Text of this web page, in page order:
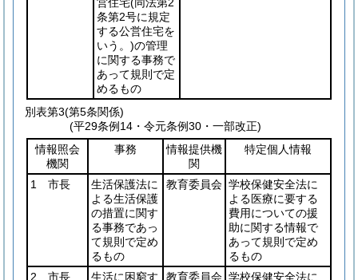
条第2号に規定
する公営住宅を
いう。)の管理
に関する事務で
あって規則で定
めるもの
別表第3(第5条関係)
(平29条例14・令元条例30・一部改正)
情報照会
機関
事務
情報提供機
関
特定個人情報
1 市長
生活保護法に
よる生活保護
の措置に関す
る事務であっ
て規則で定め
るもの
教育委員会 学校保健安全法に
よる医療に要する
費用についての援
助に関する情報で
あって規則で定め
るもの
2 市長
生活に困窮す
教育委員会 学校保健安全法に